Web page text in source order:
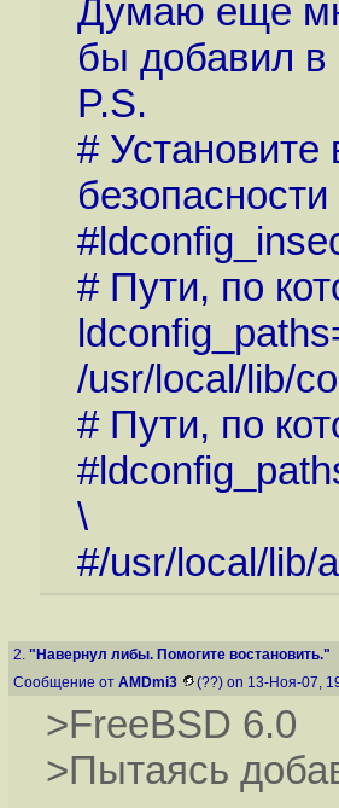
Думаю еще
бы добавил в
P.S.
# Установите
# Пути, по
/usr/local/lib/
# Пути, по
\
#/usr/local/lib/
2. "Навернул либы. Помогите востановить."
Сообщение от AMDmi3 (??) on 13-Ноя-07,
>FreeBSD 6.0
>Пытаясь